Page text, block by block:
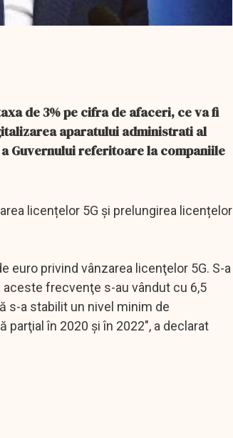
de 3% pe cifra de afaceri, ce va fi
aparatului administrati al
Guvernului referitoare la companiile
licențelor 5G și prelungirea licențelor
euro privind vânzarea licenţelor 5G. S-a
frecvenţe s-au vândut cu 6,5
s-a stabilit un nivel minim de
în 2020 şi în 2022", a declarat